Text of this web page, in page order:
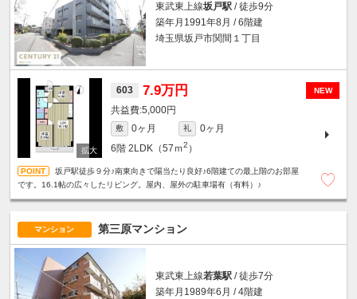
東武東上線坂戸駅 / 徒歩9分
築年月1991年8月 / 6階建
埼玉県坂戸市関間１丁目
NEW
603 7.9万円
5,000円
敷 0ヶ月 礼
0ヶ月
6階 2LDK（57ｍ2 ）
坂戸駅徒歩９分♪南東向きで陽当たり良好♪6階建ての最上階のお部屋
です。16.1帖の広々したリビング。屋内、屋外の駐車場有（有料）♪
マンション 第三原マンション
東武東上線若葉駅 / 徒歩7分
築年月1989年6月 / 4階建